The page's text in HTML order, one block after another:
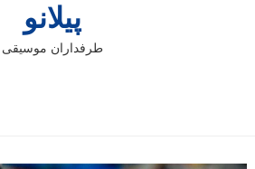
پیلانو
طرفداران موسیقی